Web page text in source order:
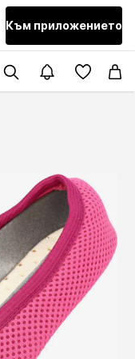
Към приложението